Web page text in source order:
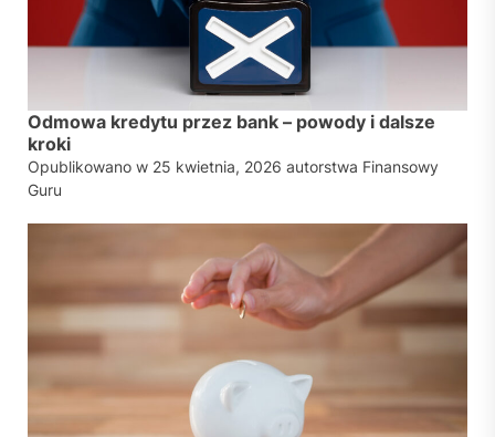
Odmowa kredytu przez bank – powody i dalsze
kroki
Opublikowano w 25 kwietnia, 2026 autorstwa Finansowy
Guru